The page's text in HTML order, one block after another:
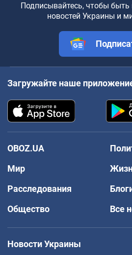
Подписывайтесь, чтобы быть
новостей Украины и
Загружайте наше
OBOZ.UA
Мир
Расследования
Общество
Все
Новости Украины